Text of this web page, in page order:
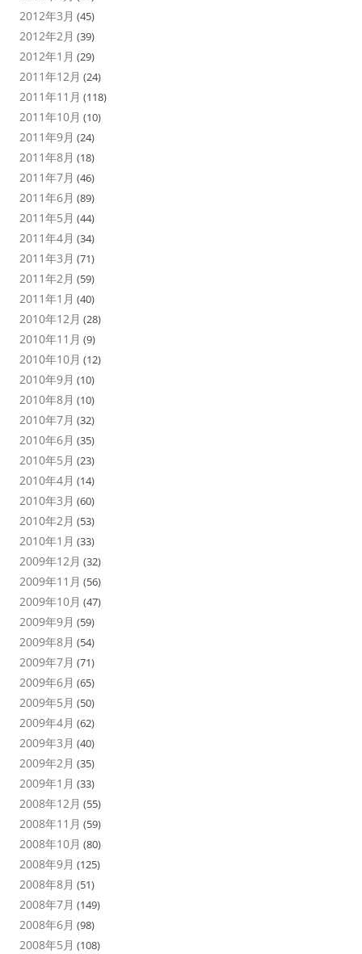
2012年3月 (45)
2012年2月 (39)
2012年1月 (29)
2011年12月 (24)
2011年11月 (118)
2011年10月 (10)
2011年9月 (24)
2011年8月 (18)
2011年7月 (46)
2011年6月 (89)
2011年5月 (44)
2011年4月 (34)
2011年3月 (71)
2011年2月 (59)
2011年1月 (40)
2010年12月 (28)
2010年11月 (9)
2010年10月 (12)
2010年9月 (10)
2010年8月 (10)
2010年7月 (32)
2010年6月 (35)
2010年5月 (23)
2010年4月 (14)
2010年3月 (60)
2010年2月 (53)
2010年1月 (33)
2009年12月 (32)
2009年11月 (56)
2009年10月 (47)
2009年9月 (59)
2009年8月 (54)
2009年7月 (71)
2009年6月 (65)
2009年5月 (50)
2009年4月 (62)
2009年3月 (40)
2009年2月 (35)
2009年1月 (33)
2008年12月 (55)
2008年11月 (59)
2008年10月 (80)
2008年9月 (125)
2008年8月 (51)
2008年7月 (149)
2008年6月 (98)
2008年5月 (108)